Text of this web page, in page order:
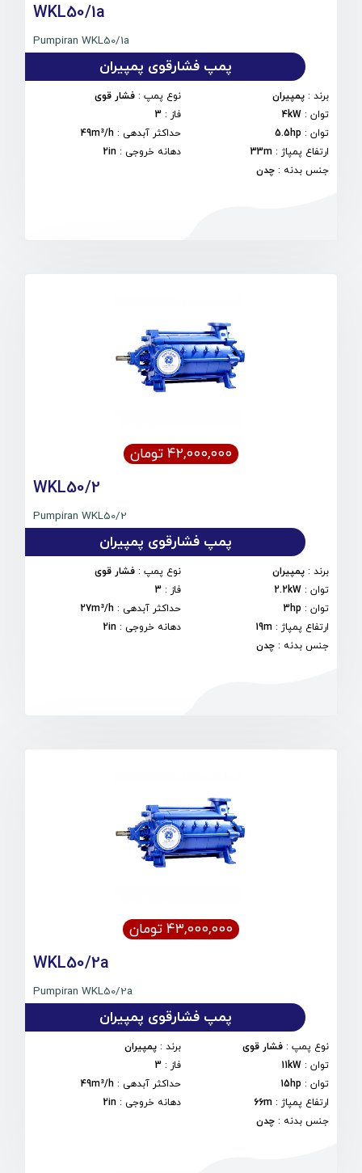
WKL50/1a
Pumpiran WKL50/1a
پمپ فشارقوی پمپیران
برند : پمپیران نوع پمپ: فشار قوی
توان :
4kW فاز :
3
توان :
5.5hp حداکثر آبدهی :
49m³/h
ارتفاع پمپاژ :
33m دهانه خروجی :
2in
جنس بدنه : چدن
۴۲,۰۰۰,۰۰۰ تومان
WKL50/2
Pumpiran WKL50/2
پمپ فشارقوی پمپیران
برند : پمپیران نوع پمپ: فشار قوی
توان :
2.2kW فاز :
3
توان :
3hp حداکثر آبدهی :
27m³/h
ارتفاع پمپاژ :
19m دهانه خروجی :
2in
جنس بدنه : چدن
۴۳,۰۰۰,۰۰۰ تومان
WKL50/2a
Pumpiran WKL50/2a
پمپ فشارقوی پمپیران
نوع پمپ : فشار قوی برند: پمپیران
توان :
11kW فاز :
3
توان :
15hp حداکثر آبدهی :
49m³/h
ارتفاع پمپاژ :
66m دهانه خروجی :
2in
جنس بدنه : چدن